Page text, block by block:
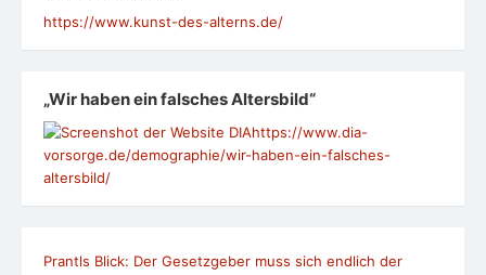
https://www.kunst-des-alterns.de/
„Wir haben ein falsches Altersbild“
https://www.dia-
vorsorge.de/demographie/wir-haben-ein-falsches-
altersbild/
Prantls Blick: Der Gesetzgeber muss sich endlich der